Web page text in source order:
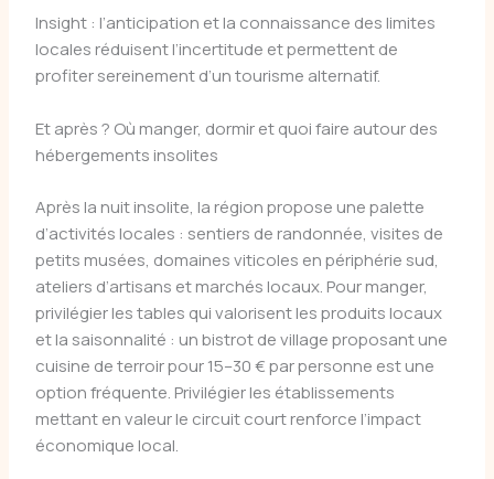
Insight : l’anticipation et la connaissance des limites
locales réduisent l’incertitude et permettent de
profiter sereinement d’un tourisme alternatif.
Et après ? Où manger, dormir et quoi faire autour des
hébergements insolites
Après la nuit insolite, la région propose une palette
d’activités locales : sentiers de randonnée, visites de
petits musées, domaines viticoles en périphérie sud,
ateliers d’artisans et marchés locaux. Pour manger,
privilégier les tables qui valorisent les produits locaux
et la saisonnalité : un bistrot de village proposant une
cuisine de terroir pour 15–30 € par personne est une
option fréquente. Privilégier les établissements
mettant en valeur le circuit court renforce l’impact
économique local.